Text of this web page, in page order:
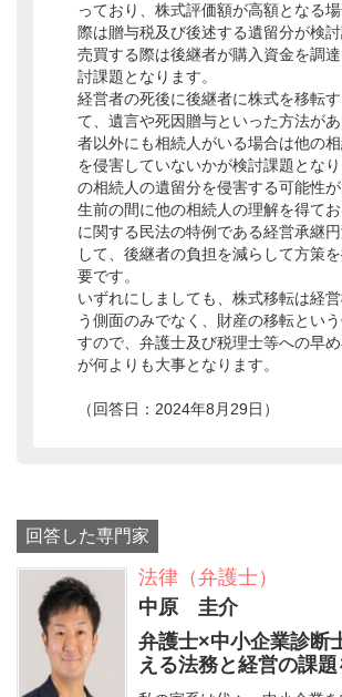
っており、株式評価額が高額となる
際は贈与税及び後述する遺留分が検討
売買する際は後継者が購入資金を調
討課題となります。
経営者の死後に後継者に株式を移転
て、遺言や死因贈与といった方法が
者以外にも相続人がいる場合は他の
を侵害していないかが検討課題とな
の相続人の遺留分を侵害する可能性が
生前の間に他の相続人の理解を得て
に関する民法の特例である経営承継
して、後継者の負担を減らして方策
要です。
いずれにしましても、株式移転は経
う側面のみでなく、財産の移転とい
すので、弁護士及び税理士等への早
が何よりも大事となります。
（回答日：2024年8月29日）
回答した専門家
法律（弁護士）
中原 圭介
弁護士×中小企業診断
える法務と経営の課題